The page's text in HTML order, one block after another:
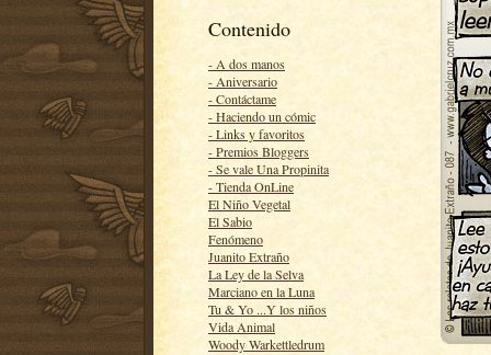
Contenido
- A dos manos
- Aniversario
- Contáctame
- Haciendo un cómic
- Links y favoritos
- Premios Bloggers
- Se vale Una Propinita
- Tienda OnLine
El Niño Vegetal
El Sabio
Fenómeno
Juanito Extraño
La Ley de la Selva
Marciano en la Luna
Tu & Yo ...Y los niños
Vida Animal
Woody Warkettledrum